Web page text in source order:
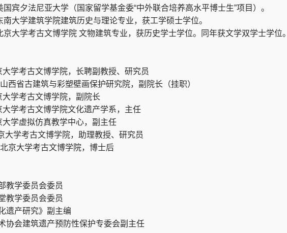
宾夕法尼亚大学（国家留学基金委“中外联合培养高水平博士生”项目）。
南大学建筑学院建筑历史与理论专业，获工学硕士学位。
京大学考古文博学院 文物建筑专业，获历史学士学位。同年获文学双学士学位。
大学考古文博学院，长聘副教授、研究员
西省古建筑与彩塑壁画保护研究院，副院长（挂职）
大学考古文博学院，副院长
大学考古文博学院文化遗产学系，主任
大学虚拟仿真教学中心，副主任
大学考古文博学院，助理教授、研究员
京大学考古文博学院，博士后
教学委员会委员
教学委员会委员
遗产研究》副主编
协会建筑遗产预防性保护专委会副主任